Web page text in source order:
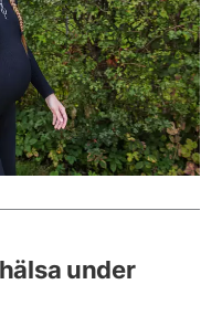
under